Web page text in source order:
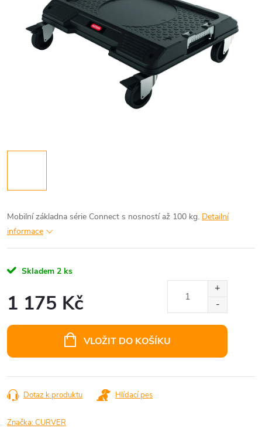
Mobilní základna série Connect s nosností až 100 kg. Detailní
informace
Skladem 2 ks
1 175 Kč
VLOŽIT DO KOŠÍKU
Dotaz k produktu Hlídací pes
Značka:CURVER